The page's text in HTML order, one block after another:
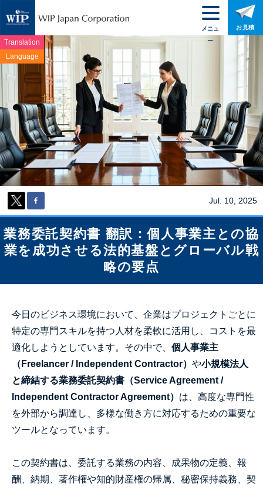
Translation
Language
Jul. 10, 2025
業務委託契約書 翻訳：個人事業主との協
業を成功させる法的基盤とグローバル戦
略の要点
今日のビジネス環境において、企業はプロジェクトごとに
特定の専門スキルを持つ人材を柔軟に活用し、コストを最
適化しようとしています。その中で、 個人事業主
（Freelancer / Independent Contractor） や小規模法人
と締結する業務委託契約書（Service Agreement /
Independent Contractor Agreement） は、高度な専門性
を外部から調達し、多様な働き方に対応するための重要な
ツールとなっています。
この契約書は、委託する業務の内容、成果物の定義、報
酬、納期、著作権や知的財産権の帰属、秘密保持義務、契
メニュ
ー
お見積